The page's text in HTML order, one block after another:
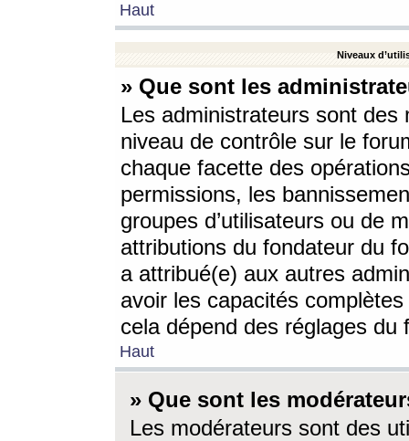
Haut
Niveaux
» Que sont les
Les administrateurs sont
niveau de contrôle sur le
chaque facette des
permissions, les
groupes d’utilisateurs ou de
attributions du fondateur du
a attribué(e) aux autres
avoir les capacités
cela dépend des réglages du
Haut
» Que sont les
Les modérateurs sont des